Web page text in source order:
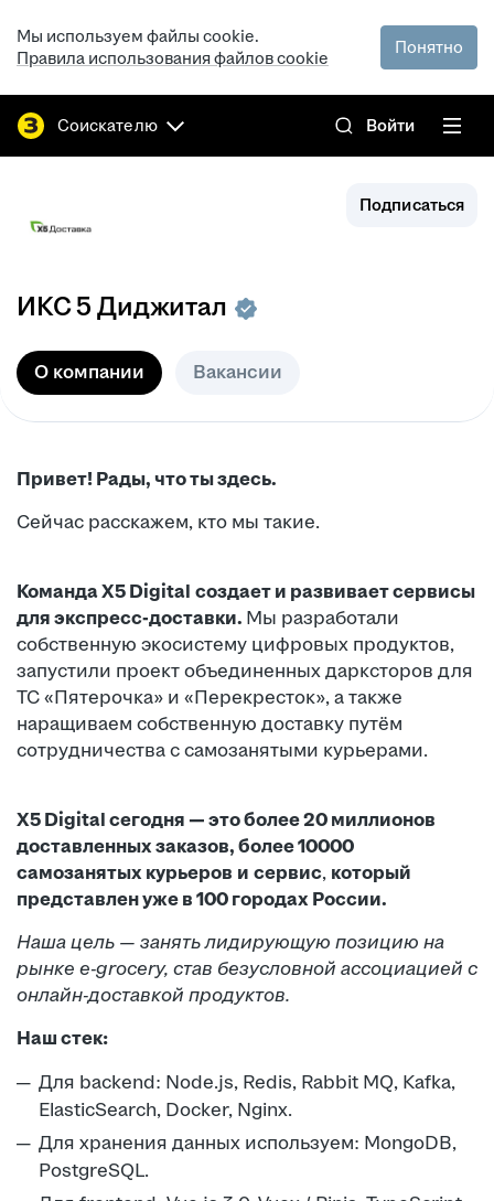
Мы используем файлы cookie.
Правила использования файлов cookie
Понятно
Соискателю Войти
Подписаться
ИКС 5 Диджитал
О компании Вакансии
Привет! Рады, что ты здесь.
Сейчас расскажем, кто мы такие.
Команда X5 Digital создает и развивает сервисы
для экспресс-доставки. Мы разработали
собственную экосистему цифровых продуктов,
запустили проект объединенных дарксторов для
ТС «Пятерочка» и «Перекресток», а также
наращиваем собственную доставку путём
сотрудничества с самозанятыми курьерами.
X5 Digital сегодня — это более 20 миллионов
доставленных заказов, более 10000
самозанятых курьеров и сервис, который
представлен уже в 100 городах России.
Наша цель — занять лидирующую позицию на
рынке e-grocery, став безусловной ассоциацией с
онлайн-доставкой продуктов.
Наш стек:
Для backend: Node.js, Redis, Rabbit MQ, Kafka,
ElasticSearch, Docker, Nginx.
Для хранения данных используем: MongoDB,
PostgreSQL.